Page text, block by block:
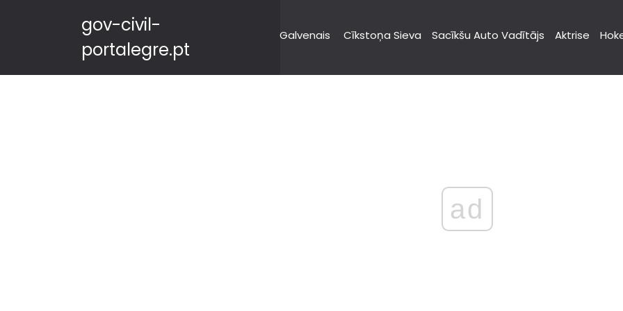
gov-civil-
portalegre.pt
Galvenais Cīkstoņa Sieva Sacīkšu Auto Vadītājs Aktrise
ad